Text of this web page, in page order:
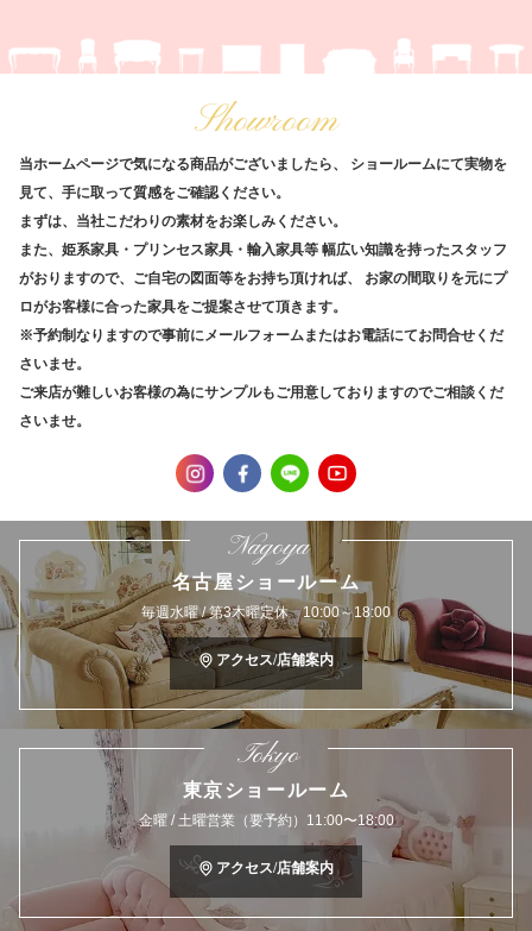
Showroom
当ホームページで気になる商品がございましたら、
ショールームにて実物を
見て、手に取って質感をご確認ください。
まずは、当社こだわりの素材をお楽しみください。
また、姫系家具・プリンセス家具・輸入家具等 幅広い知識を持ったスタッフ
がおりますので、ご自宅の図面等をお持ち頂ければ、
お家の間取りを元にプ
ロがお客様に合った家具をご提案させて頂きます。
※予約制なりますので事前にメールフォームまたはお電話にてお問合せくだ
さいませ。
ご来店が難しいお客様の為にサンプルもご用意しておりますのでご相談くだ
さいませ。
Nagoya
名古屋ショールーム
毎週水曜 / 第3木曜定休 10:00～18:00
アクセス/店舗案内
Tokyo
東京ショールーム
金曜 / 土曜営業（要予約）11:00〜18:00
アクセス/店舗案内